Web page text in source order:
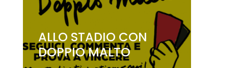
ALLO STADIO CON
DOPPIO MALTO